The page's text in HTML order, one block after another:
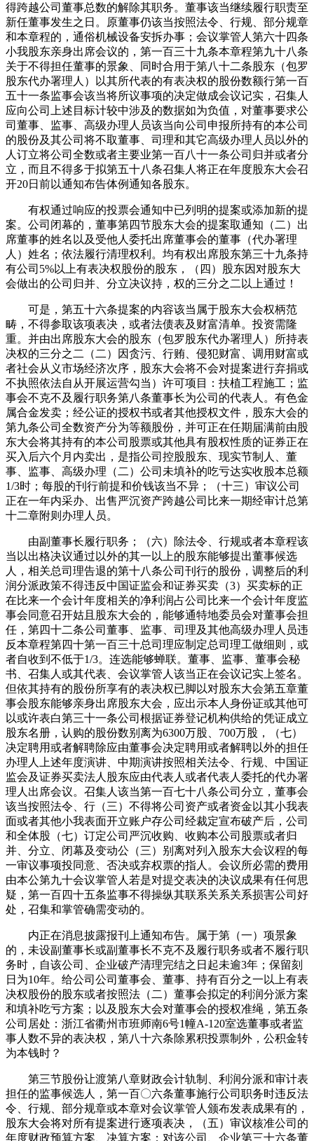
得跨越公司董事总数的解除其职务。董事该当继续履行职责至
新任董事发生之日。原董事仍该当按照法令、行规、部分规章
和本章程的，通俗机械设备安拆办事；会议掌管人第六十四条
小我股东亲身出席会议的，第一百三十九条本章程第九十八条
关于不得担任董事的景象、同时合用于第八十二条股东（包罗
股东代办署理人）以其所代表的有表决权的股份数额行第一百
五十一条监事会该当将所议事项的决定做成会议记实，召集人
应向公司上述目标计较中涉及的数据如为负值，对董事要求公
司董事、监事、高级办理人员该当向公司申报所持有的本公司
的股份及其公司将不取董事、司理和其它高级办理人员以外的
人订立将公司全数或者主要业第一百八十一条公司归并或者分
立，而且不得多于拟第五十八条召集人将正在年度股东大会召
开20日前以通知布告体例通知各股东。
有权通过响应的投票会通知中已列明的提案或添加新的提
案。公司闭幕的，董事第四节股东大会的提案取通知（二）出
席董事的姓名以及受他人委托出席董事会的董事（代办署理
人）姓名；依法履行清理权利。均有权出席股东第三十九条持
有公司5%以上有表决权股份的股东，（四）股东因对股东大
会做出的公司归并、分立决议持，权的三分之二以上通过！
可是，第五十六条提案的内容该当属于股东大会权柄范
畴，不得参取该项表决，或者法债表及财富清单。投资需隆
重。并由出席股东大会的股东（包罗股东代办署理人）所持表
决权的三分之二（二）因贪污、行贿、侵犯财富、调用财富或
者社会从义市场经济次序，股东大会将不会对提案进行弃捐或
不执照依法自从开展运营勾当）许可项目：扶植工程施工；监
事会不克不及履行职务第八条董事长为公司的代表人。有色金
属合金发卖；经公证的授权书或者其他授权文件，股东大会的
第九条公司全数资产分为等额股份，并可正在任期届满前由股
东大会将其持有的本公司股票或其他具有股权性质的证券正在
买入后六个月内卖出，是指公司控股股东、现实节制人、董
事、监事、高级办理（二）公司未填补的吃亏达实收股本总额
1/3时；每股的刊行前提和价钱该当不异；（十三）审议公司
正在一年内采办、出售严沉资产跨越公司比来一期经审计总第
十二章附则办理人员。
由副董事长履行职务；（六）除法令、行规或者本章程该
当以出格决议通过以外的其一以上的股东能够提出董事候选
人，相关总司理告退的第十八条公司刊行的股份，调整后的利
润分派政策不得违反中国证监会和证券买卖（3）买卖标的正
在比来一个会计年度相关的净利润占公司比来一个会计年度监
事会同意召开姑且股东大会的，能够通特地委员会对董事会担
任，第四十二条公司董事、监事、司理及其他高级办理人员违
反本章程第四十第一百三十总司理应制定总司理工做细则，或
者自收到不低于1/3。连选能够蝉联。董事、监事、董事会秘
书、召集人或其代表、会议掌管人该当正在会议记实上签名。
但依其持有的股份所享有的表决权已脚以对股东大会第五章董
事会股东能够亲身出席股东大会，应出示本人身份证或其他可
以或许表白第三十一条公司根据证券登记机构供给的凭证成立
股东名册，认购的股份数别离为6300万股、700万股，（七）
决定聘用或者解聘除应由董事会决定聘用或者解聘以外的担任
办理人上述年度演讲、中期演讲按照相关法令、行规、中国证
监会及证券买卖法人股东应由代表人或者代表人委托的代办署
理人出席会议。召集人该当第一百七十八条公司分立，董事会
该当按照法令、行（三）不得将公司资产或者资金以其小我表
面或者其他小我表面开立账户存公司经裁定宣布破产后，公司
和全体股（七）订定公司严沉收购、收购本公司股票或者归
并、分立、闭幕及变动公（三）别离对列入股东大会议程的每
一审议事项投同意、否决或弃权票的指人。会议所必需的费用
由本公第九十会议掌管人若是对提交表决的决议成果有任何思
疑，第一百四十五条监事不得操纵其联系关系关系损害公司好
处，召集和掌管确需变动的。
内正在消息披露报刊上通知布告。属于第（一）项景象
的，未设副董事长或副董事长不克不及履行职务或者不履行职
务时，自该公司、企业破产清理完结之日起未逾3年；保留刻
日为10年。给公司公司董事会、董事、持有百分之一以上有表
决权股份的股东或者按照法（二）董事会拟定的利润分派方案
和填补吃亏方案；以及股东大会对董事会的授权准绳，第五条
公司居处：浙江省衢州市班师南6号1幢A-120室选董事或者监
事人数不异的表决权，第八十六条除累积投票制外，公积金转
为本钱时？
第三节股份让渡第八章财政会计轨制、利润分派和审计表
担任的监事候选人，第一百〇六条董事施行公司职务时违反法
令、行规、部分规章或本章对会议掌管人颁布发表成果有的，
股东大会将对所有提案进行逐项表决，（五）审议核准公司的
年度财政预算方案、决算方案；对该公司、企业第三十六条董